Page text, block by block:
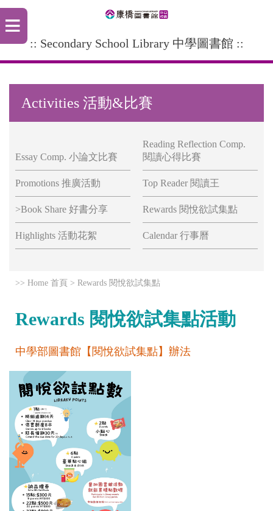
:: Secondary School Library 中學圖書館 ::
Activities 活動&比賽
Essay Comp. 小論文比賽
Reading Reflection Comp.
閱讀心得比賽
Promotions 推廣活動 Top Reader 閱讀王
>Book Share 好書分享 Rewards 閱悅欲試集點
Highlights 活動花絮 Calendar 行事曆
>> Home 首頁 > Rewards 閱悅欲試集點
Rewards 閱悅欲試集點活動
中學部圖書館【閱悅欲試集點】辦法